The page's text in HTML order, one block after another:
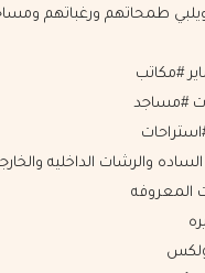
طمحاتهم ورغباتهم
#مكاتب
#مساجد
والرشات الداخليه
المعروفه